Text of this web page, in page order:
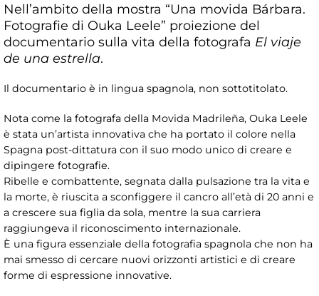
Nell’ambito della mostra “Una movida Bárbara.
Fotografie di Ouka Leele” proiezione del
documentario sulla vita della fotografa El viaje
de una estrella.
Il documentario è in lingua spagnola, non sottotitolato.
Nota come la fotografa della Movida Madrileña, Ouka Leele
è stata un’artista innovativa che ha portato il colore nella
Spagna post-dittatura con il suo modo unico di creare e
dipingere fotografie.
Ribelle e combattente, segnata dalla pulsazione tra la vita e
la morte, è riuscita a sconfiggere il cancro all’età di 20 anni e
a crescere sua figlia da sola, mentre la sua carriera
raggiungeva il riconoscimento internazionale.
È una figura essenziale della fotografia spagnola che non ha
mai smesso di cercare nuovi orizzonti artistici e di creare
forme di espressione innovative.